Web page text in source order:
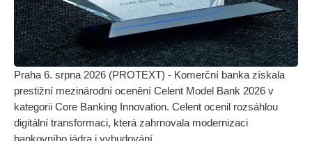
Praha 6. srpna 2026 (PROTEXT) - Komerční banka získala
prestižní mezinárodní ocenění Celent Model Bank 2026 v
kategorii Core Banking Innovation. Celent ocenil rozsáhlou
digitální transformaci, která zahrnovala modernizaci